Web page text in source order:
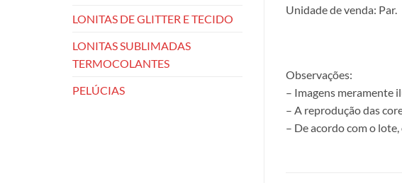
LONITAS DE GLITTER E TECIDO
LONITAS SUBLIMADAS
TERMOCOLANTES
PELÚCIAS
Unidade de venda: Par.
Observações:
– Imagens meramente
– A reprodução das
– De acordo com o